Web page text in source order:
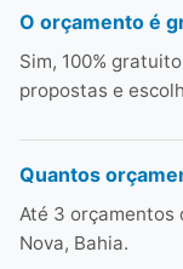
O orçamento é
Sim, 100%
propostas e
Quantos
Até 3 orçamentos
Nova, Bahia.